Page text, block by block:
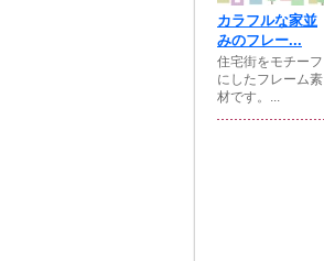
カラフルな家並
みのフレー...
住宅街をモチーフ
にしたフレーム素
材です。...